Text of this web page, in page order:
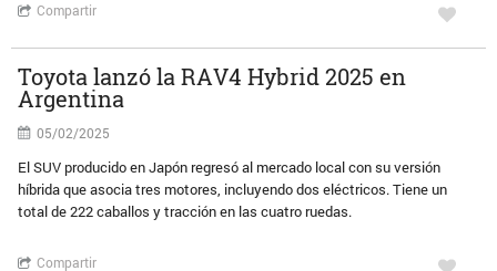
Compartir
Toyota lanzó la RAV4 Hybrid 2025 en
Argentina
05/02/2025
El SUV producido en Japón regresó al mercado local con su versión
híbrida que asocia tres motores, incluyendo dos eléctricos. Tiene un
total de 222 caballos y tracción en las cuatro ruedas.
Compartir